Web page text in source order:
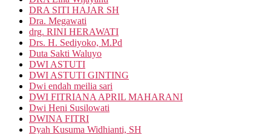
DRA SITI HAJAR SH
Dra. Megawati
drg. RINI HERAWATI
Drs. H. Sediyoko, M.Pd
Duta Sakti Waluyo
DWI ASTUTI
DWI ASTUTI GINTING
Dwi endah meilia sari
DWI FITRIANA APRIL MAHARANI
Dwi Heni Susilowati
DWINA FITRI
Dyah Kusuma Widhianti, SH